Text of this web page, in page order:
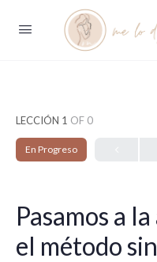
LECCIÓN 1 OF 0
En Progreso
Pasamos a
el método